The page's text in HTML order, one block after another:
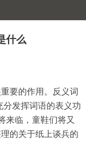
什么
要的作用。反义词
分发挥词语的表义功
来临，童鞋们将又
的关于纸上谈兵的